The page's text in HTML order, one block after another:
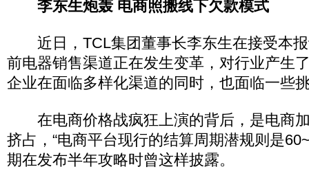
李东生炮轰 电商照搬线下欠款模式
近日，TCL集团董事长李东生在接受本报
前电器销售渠道正在发生变革，对行业产生
企业在面临多样化渠道的同时，也面临一些
在电商价格战疯狂上演的背后，是电商
挤占，“电商平台现行的结算周期潜规则是
期在发布半年攻略时曾这样披露。